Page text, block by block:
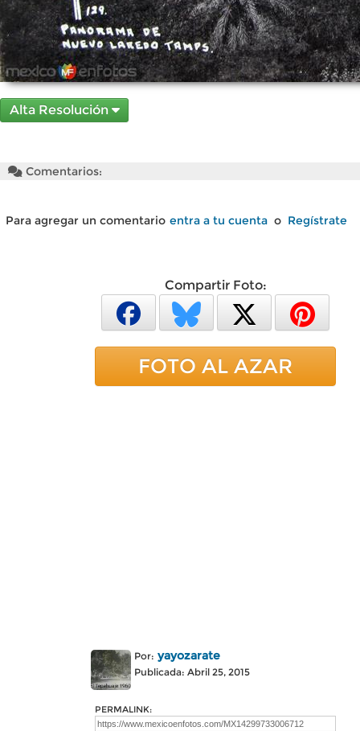
Alta Resolución
Comentarios:
Para agregar un comentario entra a tu cuenta o Regístrate
Compartir Foto:
FOTO AL AZAR
Por: yayozarate
Publicada: Abril 25, 2015
PERMALINK: